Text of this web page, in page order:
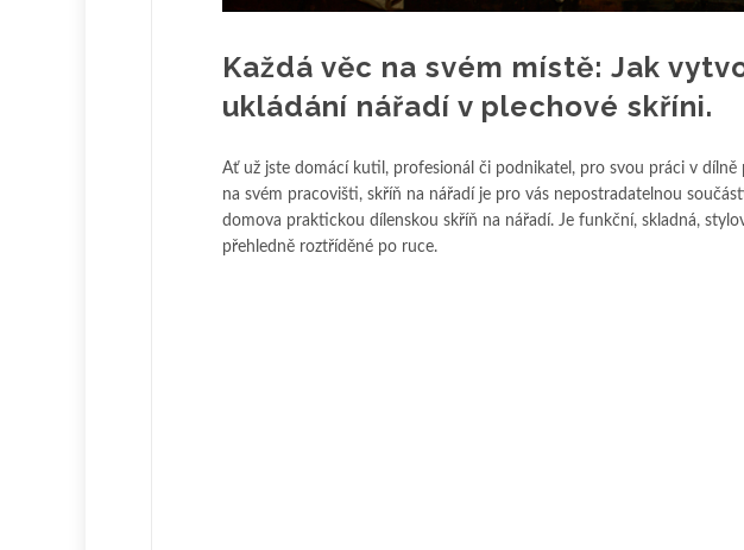
Každá věc na svém místě: Jak
ukládání nářadí v plechové skříni.
Ať už jste domácí kutil, profesionál či podnikatel, pro svou práci v
na svém pracovišti, skříň na nářadí je pro vás nepostradatelnou
domova praktickou dílenskou skříň na nářadí. Je funkční, skladná,
přehledně roztříděné po ruce.